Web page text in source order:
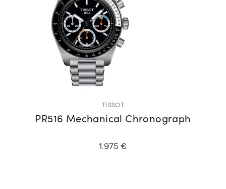
TISSOT
PR516 Mechanical Chronograph
1.975 €